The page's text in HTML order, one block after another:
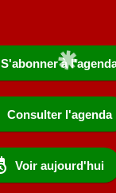
S'abonner à
Consulter l'agenda
Voir aujourd'hui